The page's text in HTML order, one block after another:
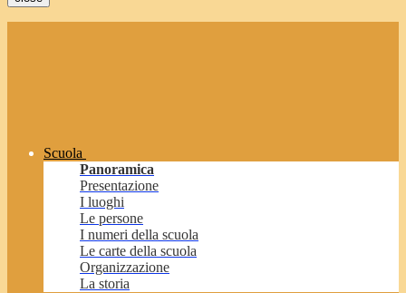
Scuola
Panoramica
Presentazione
I luoghi
Le persone
I numeri della scuola
Le carte della scuola
Organizzazione
La storia